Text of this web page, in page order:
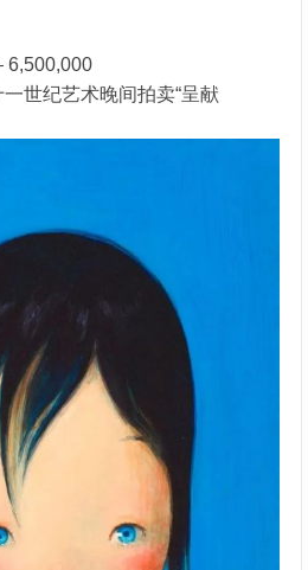
6,500,000
世纪艺术晚间拍卖“呈献